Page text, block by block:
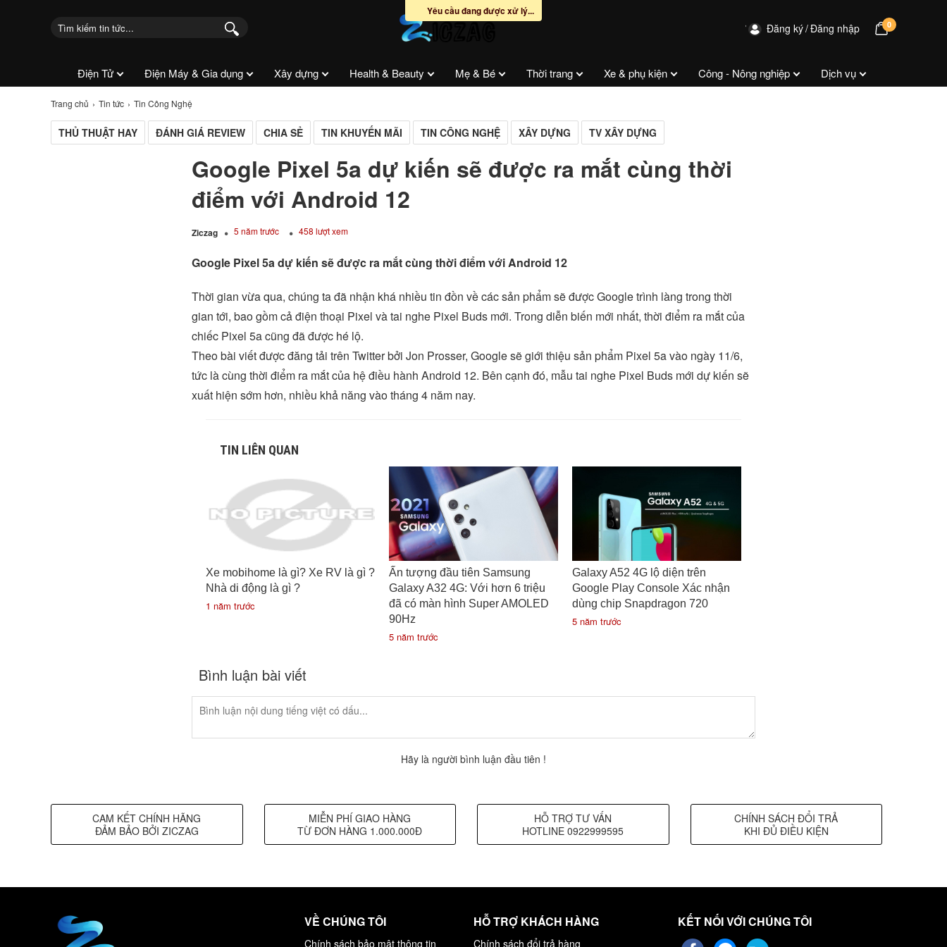
Đăng ký Đăng nhập 0
Điện Tử Điện Máy & Gia dụng Xây dựng Health & Beauty Mẹ & Bé Thời trang Xe & phụ kiện Công - Nông nghiệp Dịch vụ
Trang chủ Tin tức Tin Công Nghệ
THỦ THUẬT HAY ĐÁNH GIÁ REVIEW CHIA SẺ TIN KHUYẾN MÃI TIN CÔNG NGHỆ XÂY DỰNG TV XÂY DỰNG
Google Pixel 5a dự kiến sẽ được ra mắt cùng thời
điểm với Android 12
Ziczag 5 năm trước 458 lượt xem
Google Pixel 5a dự kiến sẽ được ra mắt cùng thời điểm với Android 12
Thời gian vừa qua, chúng ta đã nhận khá nhiều tin đồn về các sản phẩm sẽ được Google trình làng trong thời
gian tới, bao gồm cả điện thoại Pixel và tai nghe Pixel Buds mới. Trong diễn biến mới nhất, thời điểm ra mắt của
chiếc Pixel 5a cũng đã được hé lộ.
Theo bài viết được đăng tải trên Twitter bởi Jon Prosser, Google sẽ giới thiệu sản phẩm Pixel 5a vào ngày 11/6,
tức là cùng thời điểm ra mắt của hệ điều hành Android 12. Bên cạnh đó, mẫu tai nghe Pixel Buds mới dự kiến sẽ
xuất hiện sớm hơn, nhiều khả năng vào tháng 4 năm nay.
TIN LIÊN QUAN
Xe mobihome là gì? Xe RV là gì ?
Nhà di động là gì ?
1 năm trước
Ấn tượng đầu tiên Samsung
Galaxy A32 4G: Với hơn 6 triệu
đã có màn hình Super AMOLED
90Hz
5 năm trước
Galaxy A52 4G lộ diện trên
Google Play Console Xác nhận
dùng chip Snapdragon 720
5 năm trước
Bình luận bài viết
Hãy là người bình luận đầu tiên !
CAM KẾT CHÍNH HÃNG
ĐẢM BẢO BỞI ZICZAG
MIỄN PHÍ GIAO HÀNG
TỪ ĐƠN HÀNG 1.000.000Đ
HỖ TRỢ TƯ VẤN
HOTLINE 0922999595
CHÍNH SÁCH ĐỔI TRẢ
KHI ĐỦ ĐIỀU KIỆN
VỀ CHÚNG TÔI
Chính sách bảo mật thông tin
HỖ TRỢ KHÁCH HÀNG
Chính sách đổi trả hàng
KẾT NỐI VỚI CHÚNG TÔI
Yêu cầu đang được xử lý...